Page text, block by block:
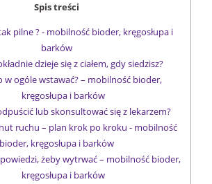
Spis treści
pilne ? - mobilność bioder, kręgosłupa i
barków
dzieje się z ciałem, gdy siedzisz?
w ogóle wstawać? – mobilność bioder,
kręgosłupa i barków
lub skonsultować się z lekarzem?
ruchu – plan krok po kroku - mobilność
bioder, kręgosłupa i barków
żeby wytrwać – mobilność bioder,
kręgosłupa i barków